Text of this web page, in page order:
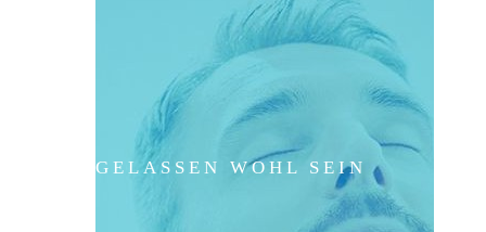
GELASSEN WOHL SEIN